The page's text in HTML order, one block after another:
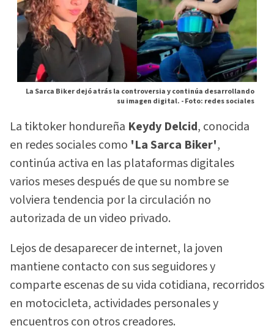
La Sarca Biker dejó atrás la controversia y continúa desarrollando
su imagen digital. -Foto: redes sociales
La tiktoker hondureña Keydy Delcid, conocida
en redes sociales como 'La Sarca Biker',
continúa activa en las plataformas digitales
varios meses después de que su nombre se
volviera tendencia por la circulación no
autorizada de un video privado.
Lejos de desaparecer de internet, la joven
mantiene contacto con sus seguidores y
comparte escenas de su vida cotidiana, recorridos
en motocicleta, actividades personales y
encuentros con otros creadores.